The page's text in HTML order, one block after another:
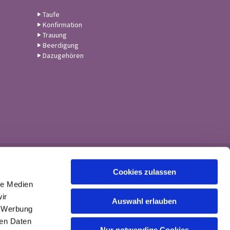
Medien
Daten
Cookies zulassen
Auswahl erlauben
Taufe
Konfirmation
Trauung
Beerdigung
Dazugehören